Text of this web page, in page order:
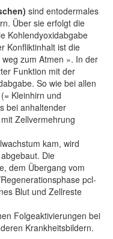
sind entodermales
Über sie erfolgt die
Kohlendyoxidabgabe
Konfliktinhalt ist die
zum Atmen ». In der
Funktion mit der
So wie bei allen
Kleinhirn und
bei anhaltender
Zellvermehrung
kam, wird
Die
dem Übergang vom
pcl-
Blut und Zellreste
Folgeaktivierungen bei
Krankheitsbildern.